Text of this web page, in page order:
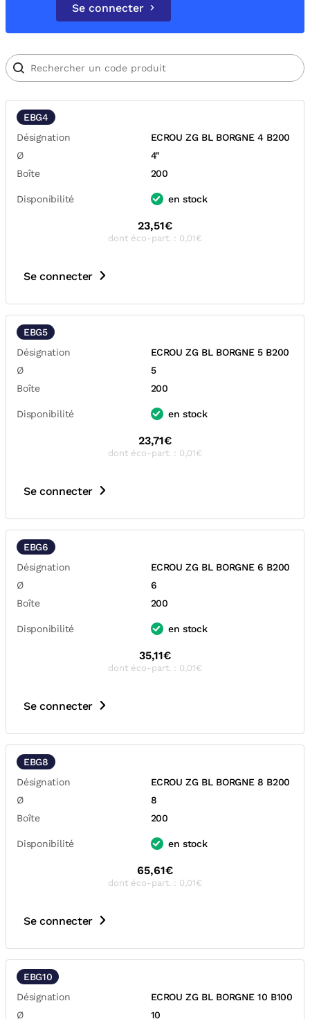
Se connecter
EBG4
Désignation
ECROU ZG BL BORGNE 4 B200
Ø
4"
Boîte
200
Disponibilité en stock
23,51€
dont éco-part. : 0,01€
Se connecter
EBG5
Désignation
ECROU ZG BL BORGNE 5 B200
Ø
5
Boîte
200
Disponibilité en stock
23,71€
dont éco-part. : 0,01€
Se connecter
EBG6
Désignation
ECROU ZG BL BORGNE 6 B200
Ø
6
Boîte
200
Disponibilité en stock
35,11€
dont éco-part. : 0,01€
Se connecter
EBG8
Désignation
ECROU ZG BL BORGNE 8 B200
Ø
8
Boîte
200
Disponibilité en stock
65,61€
dont éco-part. : 0,01€
Se connecter
EBG10
Désignation
ECROU ZG BL BORGNE 10 B100
Ø
10